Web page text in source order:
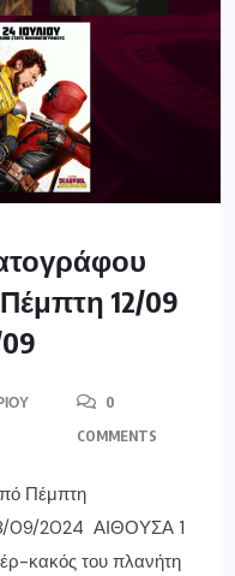
12/09
0
COMMENTS
Πέμπτη
09/2024 ΑΙΘΟΥΣΑ 1
κακός του πλανήτη